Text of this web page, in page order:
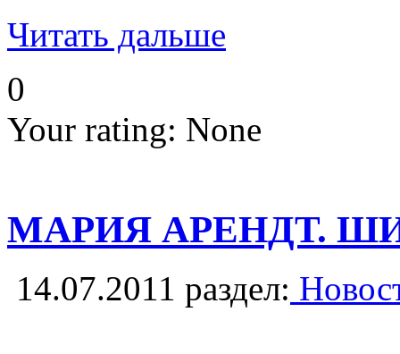
Читать дальше
0
Your rating: None
МАРИЯ АРЕНДТ.
14.07.2011 раздел: